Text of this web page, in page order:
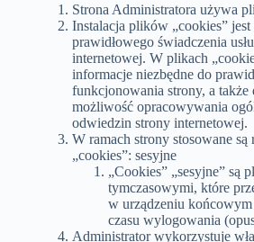
Strona Administratora używa
Instalacja plików „cookies”
prawidłowego świadczenia
internetowej. W plikach
informacje niezbędne do
funkcjonowania strony, a także
możliwość opracowywania
odwiedzin strony internetowej.
W ramach strony stosowane
„cookies”: sesyjne
„Cookies” „sesyjne” są
tymczasowymi, które
w urządzeniu
czasu wylogowania
Administrator wykorzystuje